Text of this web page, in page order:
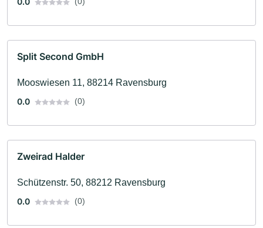
Split Second GmbH
Mooswiesen 11, 88214 Ravensburg
0.0
(0)
Zweirad Halder
Schützenstr. 50, 88212 Ravensburg
0.0
(0)